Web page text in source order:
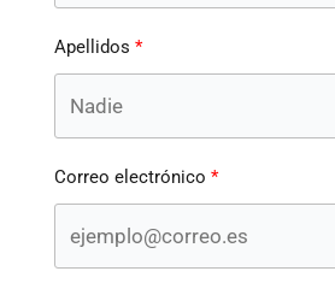
Apellidos
Correo electrónico